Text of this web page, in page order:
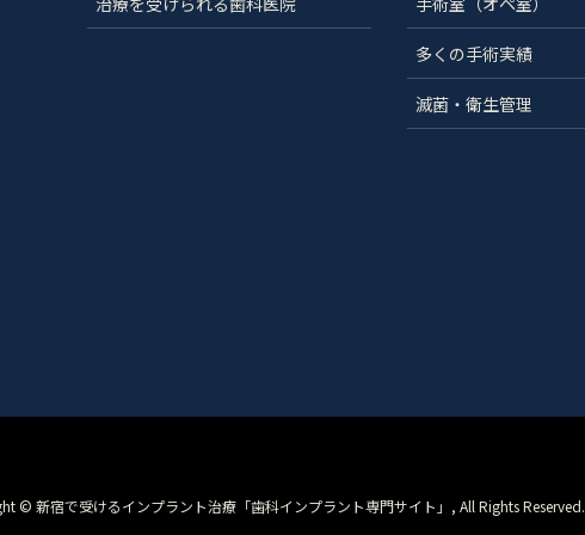
多くの手術実績
滅菌・衛生管理
© 新宿で受けるインプラント治療「歯科インプラント専門サイト」, All Rights Reserved.